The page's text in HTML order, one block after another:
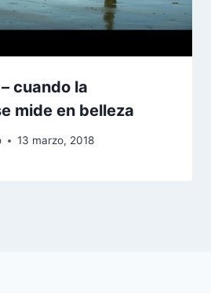
– cuando la
mide en belleza
13 marzo, 2018